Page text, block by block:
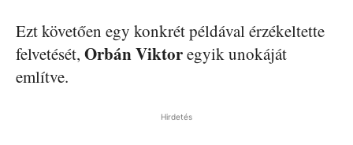
Ezt követően egy konkrét példával érzékeltette
felvetését, Orbán Viktoregyik unokáját
említve.
Hirdetés